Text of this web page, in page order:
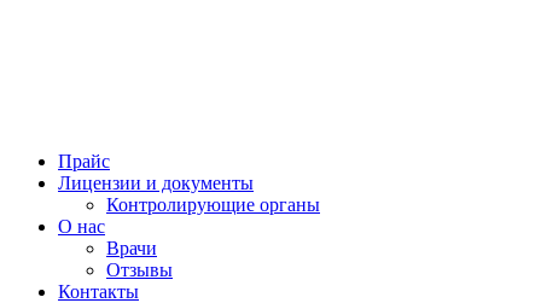
Прайс
Лицензии и документы
Контролирующие органы
О нас
Врачи
Отзывы
Контакты